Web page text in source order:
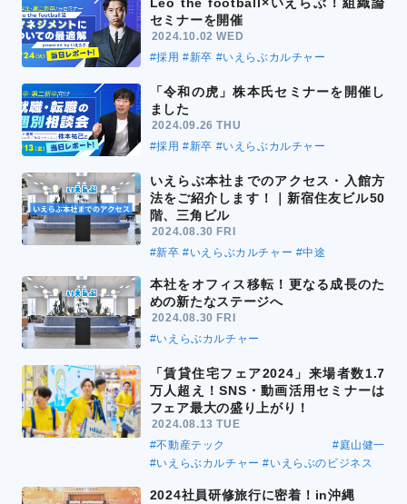
Leo the football×いえらぶ！組織論
セミナーを開催
2024.10.02 WED
#採用 #新卒 #いえらぶカルチャー
「令和の虎」株本氏セミナーを開催し
ました
2024.09.26 THU
#採用 #新卒 #いえらぶカルチャー
いえらぶ本社までのアクセス・入館方
法をご紹介します！｜新宿住友ビル50
階、三角ビル
2024.08.30 FRI
#新卒 #いえらぶカルチャー #中途
本社をオフィス移転！更なる成長のた
めの新たなステージへ
2024.08.30 FRI
#いえらぶカルチャー
「賃貸住宅フェア2024」来場者数1.7
万人超え！SNS・動画活用セミナーは
フェア最大の盛り上がり！
2024.08.13 TUE
#不動産テック
#庭山健一
#いえらぶカルチャー #いえらぶのビジネス
2024社員研修旅行に密着！in沖縄